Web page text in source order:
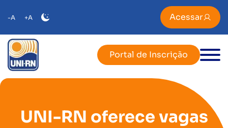
-A +A Acessar
Portal de Inscrição
UNI-RN oferece vagas